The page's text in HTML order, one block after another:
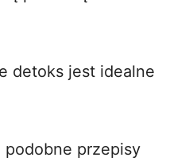
detoks jest idealne
podobne przepisy